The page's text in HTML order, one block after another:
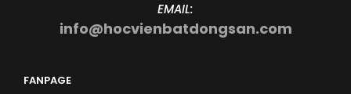
EMAIL:
info@hocvienbatdongsan.com
FANPAGE